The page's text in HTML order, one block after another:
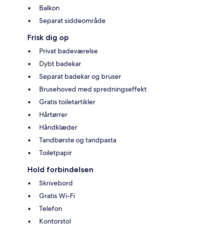
Balkon
Separat siddeområde
Frisk dig op
Privat badeværelse
Dybt badekar
Separat badekar og bruser
Brusehoved med spredningseffekt
Gratis toiletartikler
Hårtørrer
Håndklæder
Tandbørste og tandpasta
Toiletpapir
Hold forbindelsen
Skrivebord
Gratis Wi-Fi
Telefon
Kontorstol